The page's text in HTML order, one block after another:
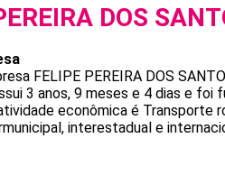
DOS
FELIPE PEREIRA DOS
3 anos, 9 meses e 4 dias e
econômica é
interestadual e